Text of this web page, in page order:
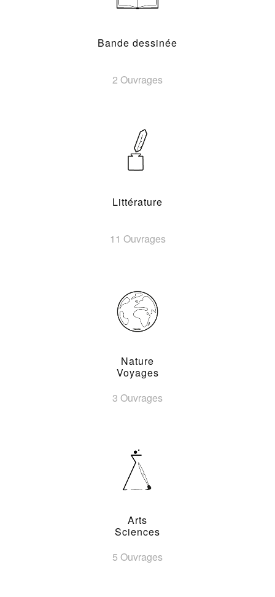
Bande dessinée
2 Ouvrages
Littérature
11 Ouvrages
Nature
Voyages
3 Ouvrages
Arts
Sciences
5 Ouvrages